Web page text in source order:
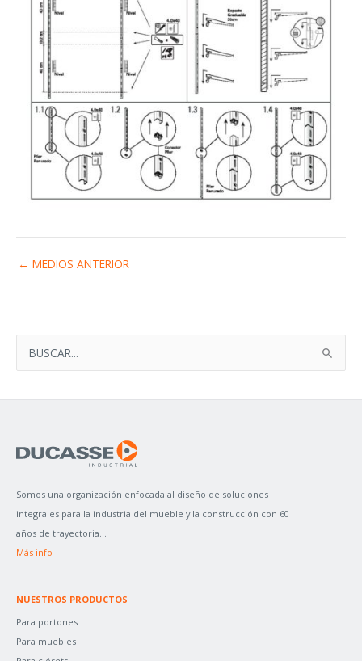
S
O
R
:
← MEDIOS ANTERIOR
Somos una organización enfocada al diseño de soluciones
integrales para la industria del mueble y la construcción con 60
años de trayectoria...
Más info
NUESTROS PRODUCTOS
Para portones
Para muebles